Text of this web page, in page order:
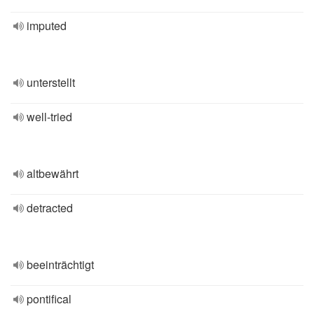
imputed
unterstellt
well-tried
altbewährt
detracted
beeinträchtigt
pontifical